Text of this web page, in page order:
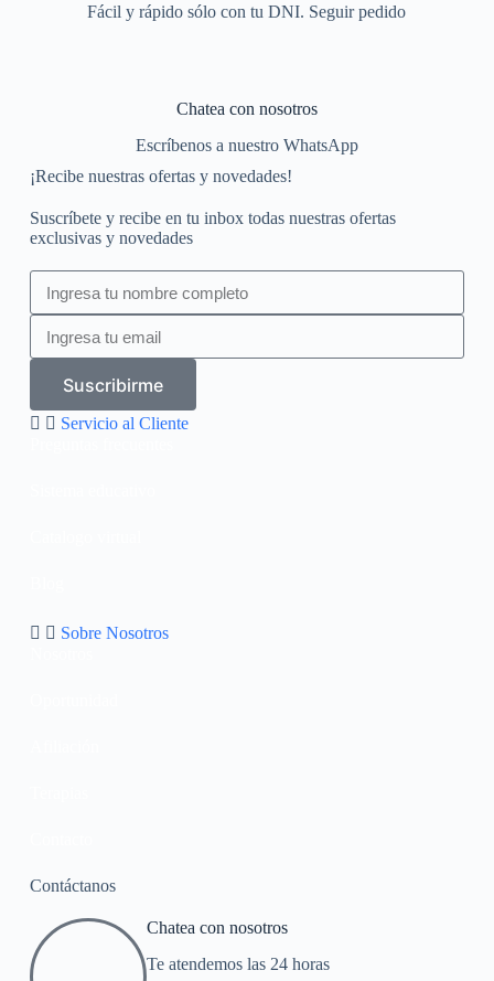
Fácil y rápido sólo con tu DNI. Seguir pedido
Chatea con nosotros
Escríbenos a nuestro WhatsApp
¡Recibe nuestras ofertas y novedades!
Suscríbete y recibe en tu inbox todas nuestras ofertas
exclusivas y novedades
Suscribirme
Servicio al Cliente
Sobre Nosotros
Contáctanos
Chatea con nosotros
Te atendemos las 24 horas